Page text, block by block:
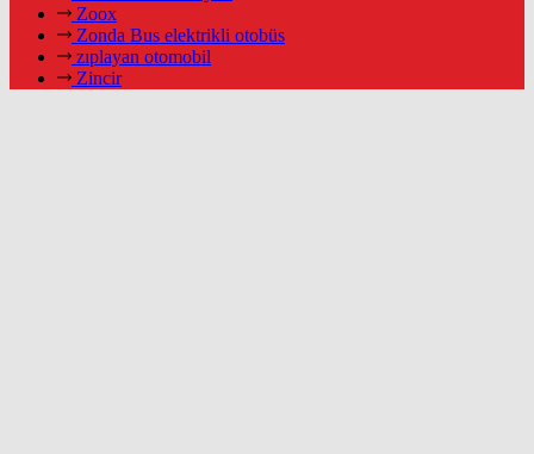
Zoox
Zonda Bus elektrikli otobüs
zıplayan otomobil
Zincir